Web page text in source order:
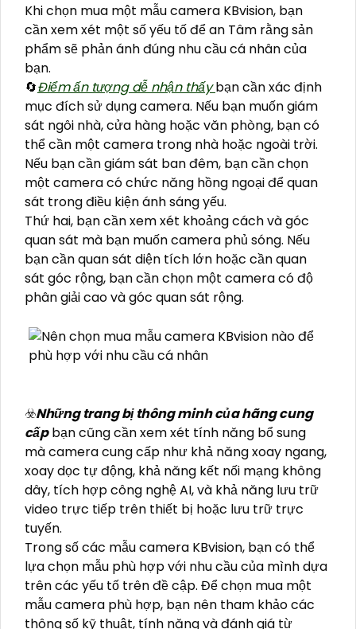
Khi chọn mua một mẫu camera KBvision, bạn
cần xem xét một số yếu tố để an Tâm rằng sản
phẩm sẽ phản ánh đúng nhu cầu cá nhân của
bạn.
🔄Điểm ấn tượng dễ nhận thấybạn cần xác định
mục đích sử dụng camera. Nếu bạn muốn giám
sát ngôi nhà, cửa hàng hoặc văn phòng, bạn có
thể cần một camera trong nhà hoặc ngoài trời.
Nếu bạn cần giám sát ban đêm, bạn cần chọn
một camera có chức năng hồng ngoại để quan
sát trong điều kiện ánh sáng yếu.
Thứ hai, bạn cần xem xét khoảng cách và góc
quan sát mà bạn muốn camera phủ sóng. Nếu
bạn cần quan sát diện tích lớn hoặc cần quan
sát góc rộng, bạn cần chọn một camera có độ
phân giải cao và góc quan sát rộng.
☣️Những trang bị thông minh của hãng cung
cấpbạn cũng cần xem xét tính năng bổ sung
mà camera cung cấp như khả năng xoay ngang,
xoay dọc tự động, khả năng kết nối mạng không
dây, tích hợp công nghệ AI, và khả năng lưu trữ
video trực tiếp trên thiết bị hoặc lưu trữ trực
tuyến.
Trong số các mẫu camera KBvision, bạn có thể
lựa chọn mẫu phù hợp với nhu cầu của mình dựa
trên các yếu tố trên đề cập. Để chọn mua một
mẫu camera phù hợp, bạn nên tham khảo các
thông số kỹ thuật, tính năng và đánh giá từ